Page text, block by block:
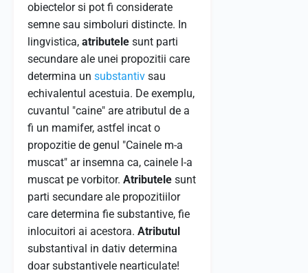
obiectelor si pot fi considerate
semne sau simboluri distincte. In
lingvistica, atributele sunt parti
secundare ale unei propozitii care
determina un substantiv sau
echivalentul acestuia. De exemplu,
cuvantul "caine" are atributul de a
fi un mamifer, astfel incat o
propozitie de genul "Cainele m-a
muscat" ar insemna ca, cainele l-a
muscat pe vorbitor. Atributele sunt
parti secundare ale propozitiilor
care determina fie substantive, fie
inlocuitori ai acestora. Atributul
substantival in dativ determina
doar substantivele nearticulate!